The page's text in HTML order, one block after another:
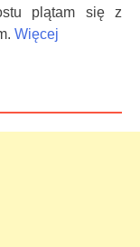
plątam się z
Więcej